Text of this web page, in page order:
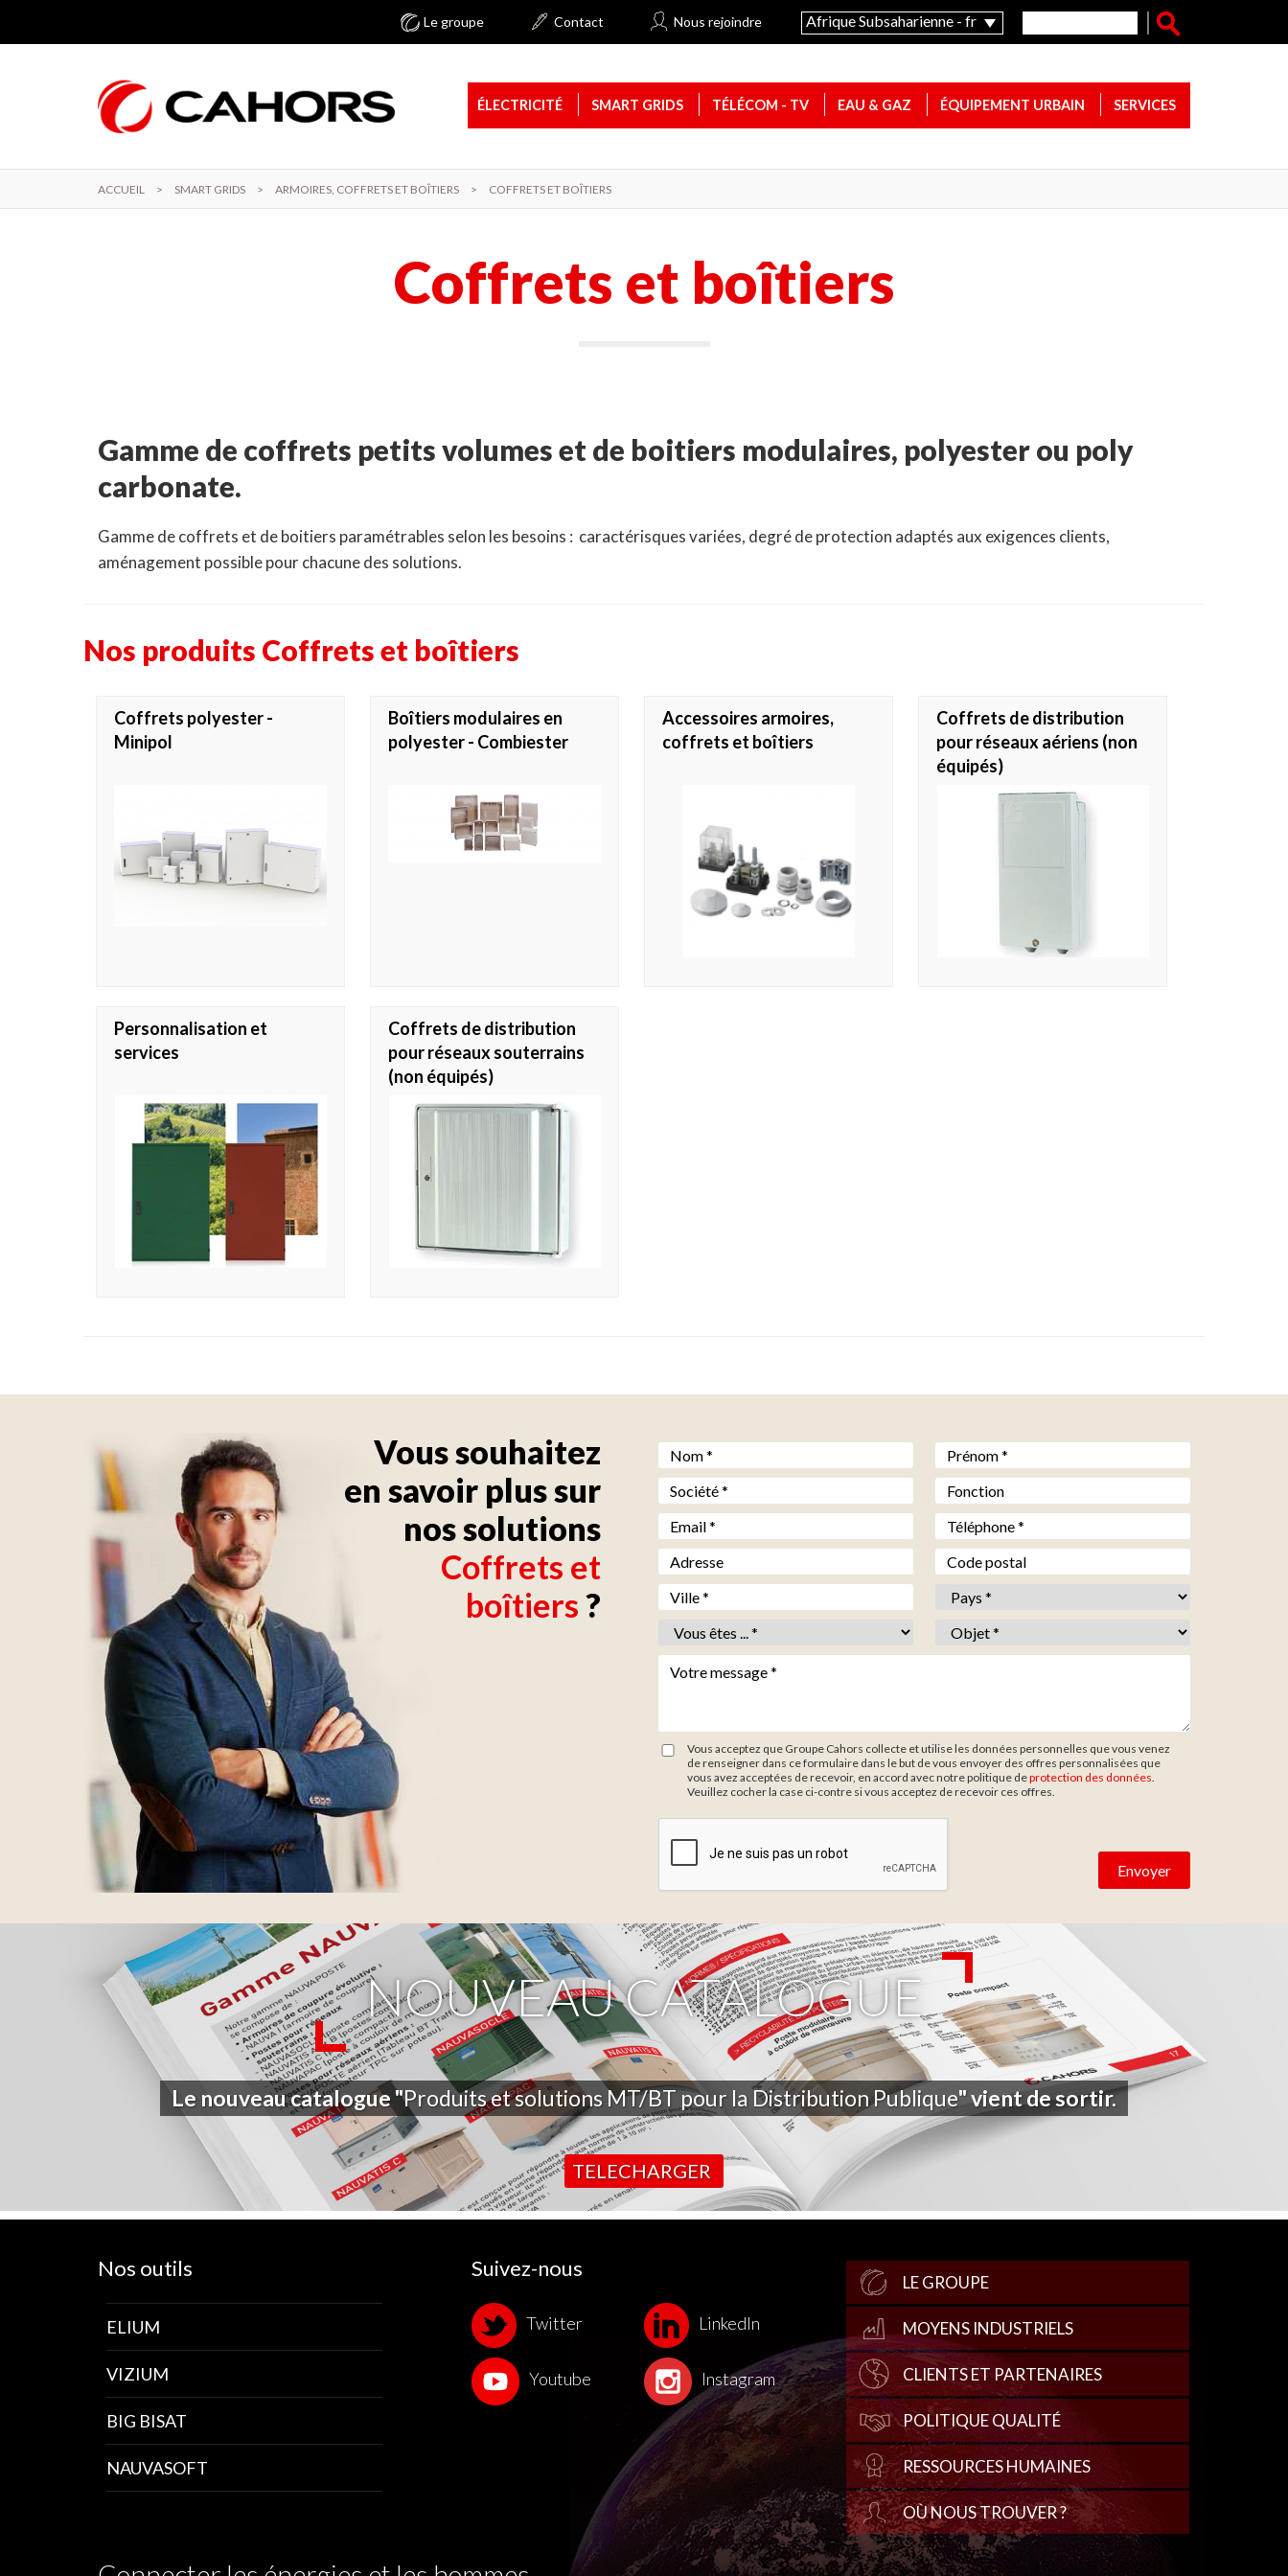
Formulaire de recherche
Rechercher
Afrique Subsaharienne - fr
Le groupe Contact Nous rejoindre
ÉLECTRICITÉ SMART GRIDS TÉLÉCOM - TV EAU & GAZ ÉQUIPEMENT URBAIN SERVICES
ACCUEIL > SMART GRIDS > ARMOIRES, COFFRETS ET BOÎTIERS > COFFRETS ET BOÎTIERS
Coffrets et boîtiers
Gamme de coffrets petits volumes et de boitiers modulaires, polyester ou poly
carbonate.
Gamme de coffrets et de boitiers paramétrables selon les besoins : caractérisques variées, degré de protection adaptés aux exigences clients,
aménagement possible pour chacune des solutions.
Nos produits Coffrets et boîtiers
Coffrets polyester -
Minipol
Boîtiers modulaires en
polyester - Combiester
Accessoires armoires,
coffrets et boîtiers
Coffrets de distribution
pour réseaux aériens (non
équipés)
Personnalisation et
services
Coffrets de distribution
pour réseaux souterrains
(non équipés)
Vous souhaitez
en savoir plus sur
nos solutions
Coffrets et
boîtiers?
Nom * * Prénom **
Société **
Fonction
Email ** Téléphone **
Adresse
Code postal
Ville ** Pays * *
Vous êtes *
Objet **
Votre message *
Vous acceptez que Groupe Cahors collecte et utilise les données personnelles que vous venez
de renseigner dans ce formulaire dans le but de vous envoyer des offres personnalisées que
vous avez acceptées de recevoir, en accord avec notre politique deprotection des données.
Veuillez cocher la case ci-contre si vous acceptez de recevoir ces offres.
NOUVEAU CATALOGUE
Le nouveau catalogue "Produits et solutions MT/BT pour la Distribution Publique" vient de sortir.
TELECHARGER
Nos outils
ELIUM
VIZIUM
BIG BISAT
NAUVASOFT
Suivez-nous
Twitter LinkedIn
Youtube Instagram
LE GROUPE
MOYENS INDUSTRIELS
CLIENTS ET PARTENAIRES
POLITIQUE QUALITÉ
RESSOURCES HUMAINES
OÙ NOUS TROUVER ?